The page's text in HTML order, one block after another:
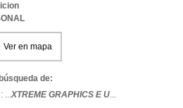
Ver en mapa
de:
...XTREME GRAPHICS E U...